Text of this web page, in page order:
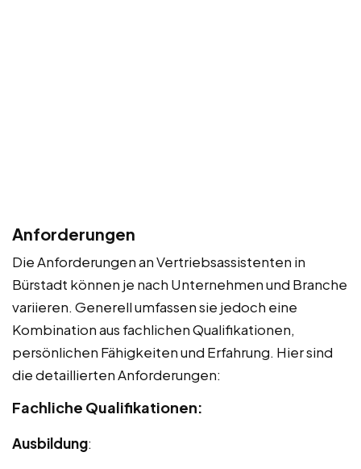
Anforderungen
Die Anforderungen an Vertriebsassistenten in
Bürstadt können je nach Unternehmen und Branche
variieren. Generell umfassen sie jedoch eine
Kombination aus fachlichen Qualifikationen,
persönlichen Fähigkeiten und Erfahrung. Hier sind
die detaillierten Anforderungen:
Fachliche Qualifikationen:
Ausbildung: